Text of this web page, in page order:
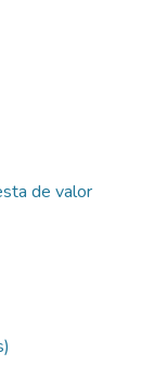
de valor